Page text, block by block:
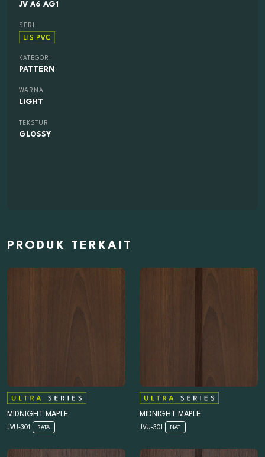
JV A6 AG1
SERI
KATEGORI
PATTERN
WARNA
LIGHT
TEKSTUR
GLOSSY
PRODUK TERKAIT
MIDNIGHT MAPLE
JVU-301 RATA
MIDNIGHT MAPLE
JVU-301 NAT